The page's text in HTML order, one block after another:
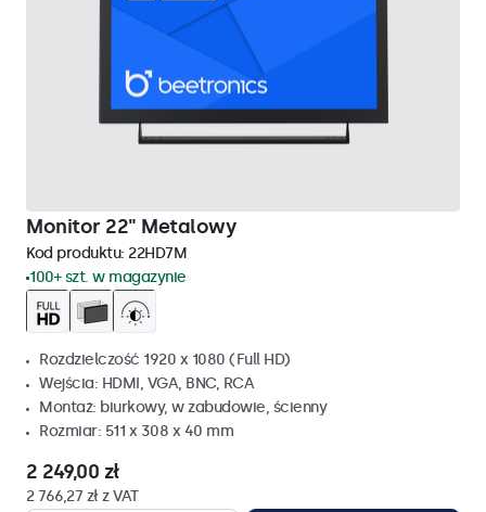
Monitor 22" Metalowy
Kod produktu: 22HD7M
100+ szt. w magazynie
Rozdzielczość 1920 x 1080 (Full HD)
Wejścia: HDMI, VGA, BNC, RCA
Montaż: biurkowy, w zabudowie, ścienny
Rozmiar: 511 x 308 x 40 mm
2 249,00 zł
2 766,27 zł z VAT